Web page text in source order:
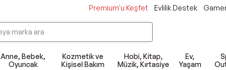
Premium'u Keşfet Evlilik Destek
Anne, Bebek,
Oyuncak
Kozmetik ve
Kişisel Bakım
Hobi, Kitap,
Müzik, Kırtasiye
Ev,
Yaşam